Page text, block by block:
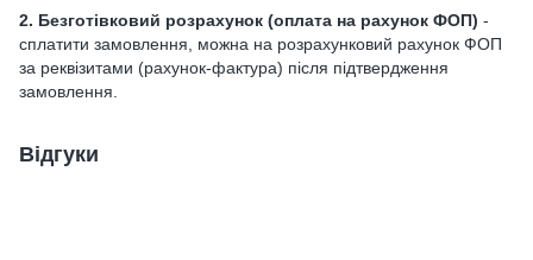
2. Безготівковий розрахунок (оплата на рахунок ФОП) -
сплатити замовлення, можна на розрахунковий рахунок ФОП
за реквізитами (рахунок-фактура) після підтвердження
замовлення.
Відгуки